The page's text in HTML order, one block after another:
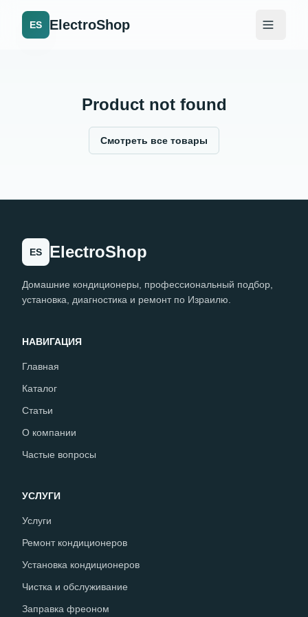
ES ElectroShop
Product not found
Смотреть все товары
ES ElectroShop
Домашние кондиционеры, профессиональный подбор,
установка, диагностика и ремонт по Израилю.
НАВИГАЦИЯ
Главная
Каталог
Статьи
О компании
Частые вопросы
УСЛУГИ
Услуги
Ремонт кондиционеров
Установка кондиционеров
Чистка и обслуживание
Заправка фреоном